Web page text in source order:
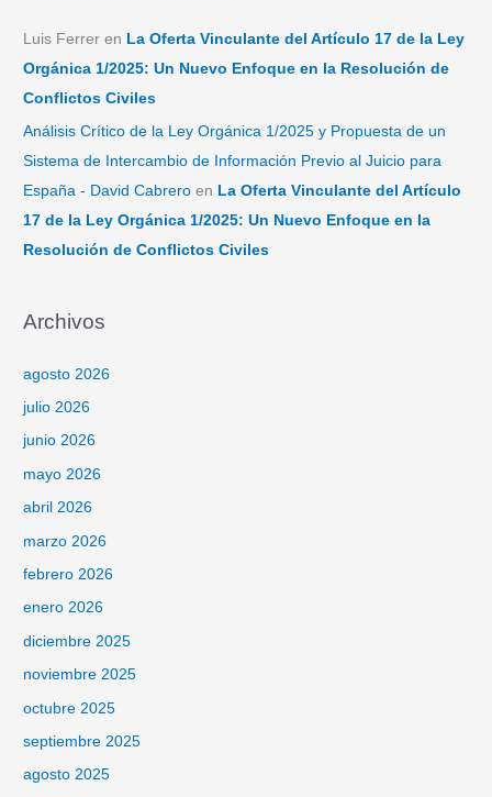
Luis Ferrer en La Oferta Vinculante del Artículo 17 de la Ley
Orgánica 1/2025: Un Nuevo Enfoque en la Resolución de
Conflictos Civiles
Análisis Crítico de la Ley Orgánica 1/2025 y Propuesta de un
Sistema de Intercambio de Información Previo al Juicio para
España - David Cabrero en La Oferta Vinculante del Artículo
17 de la Ley Orgánica 1/2025: Un Nuevo Enfoque en la
Resolución de Conflictos Civiles
Archivos
agosto 2026
julio 2026
junio 2026
mayo 2026
abril 2026
marzo 2026
febrero 2026
enero 2026
diciembre 2025
noviembre 2025
octubre 2025
septiembre 2025
agosto 2025